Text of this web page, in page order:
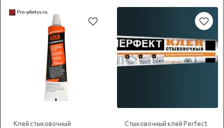
Клей стыковочный
Стыковочный клей Perfect